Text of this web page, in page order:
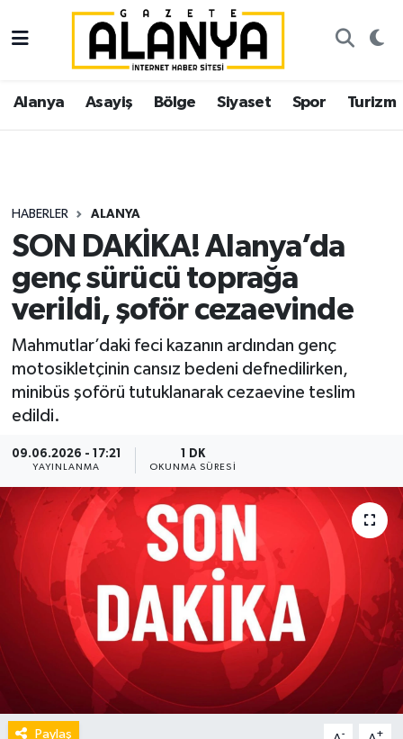
Alanya Asayiş Bölge Siyaset Spor Turizm
HABERLER ALANYA
SON DAKİKA! Alanya’da
genç sürücü toprağa
verildi, şoför cezaevinde
Mahmutlar’daki feci kazanın ardından genç
motosikletçinin cansız bedeni defnedilirken,
minibüs şoförü tutuklanarak cezaevine teslim
edildi.
09.06.2026 - 17:21
YAYINLANMA
1 DK
OKUNMA SÜRESI
Paylaş - +
Alanya
Asayiş
Siyaset
Spor
Turizm
Ekonomi
Gazipaşa
İstanbul Nöbetçi Eczaneler
İstanbul Hava Durumu
Süper Lig Puan Durumu ve Fikstür
Tüm Manşetler
Son Dakika Haberleri
Haber Arşivi